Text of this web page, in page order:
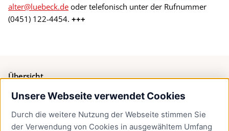
Unsere Webseite verwendet Cookies
Durch die weitere Nutzung der Webseite stimmen Sie
der Verwendung von Cookies in ausgewähltem Umfang
alter@luebeck.de oder telefonisch unter der Rufnummer
(0451) 122-4454. +++
Übersicht
Bürgerservice
Presse